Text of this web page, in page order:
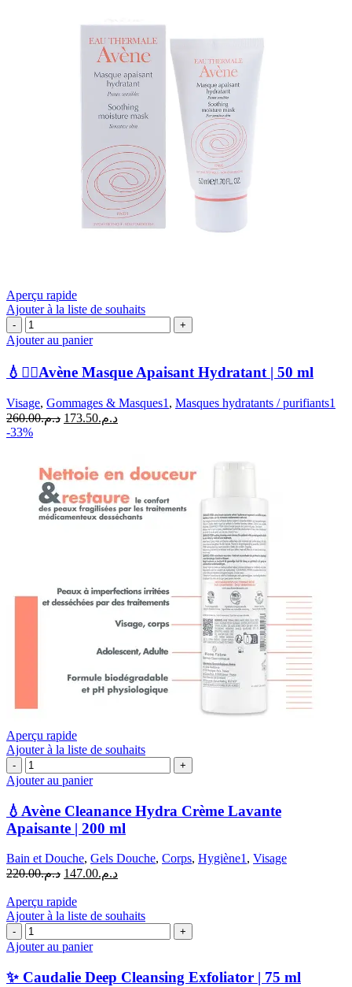
Aperçu rapide
Ajouter à la liste de souhaits
quantité
de
💆‍♀️Avène
Masque
Apaisant
Hydratant
|
50
Ajouter au panier
💧💆‍♀️Avène Masque Apaisant Hydratant | 50 ml
Visage, Gommages & Masques1 , Masques hydratants / purifiants1
د.م.260.00
Le
د.م.260.00.
د.م.173.50
Le
د.م.173.50.
-33%
Aperçu rapide
Ajouter à la liste de souhaits
quantité
de
Avène
Cleanance
Hydra
Lavante
Apaisante
200
ml
Ajouter au panier
💧Avène Cleanance Hydra Crème Lavante
Apaisante | 200 ml
Bain et Douche, Gels Douche, Corps, Hygiène1 , Visage
د.م.220.00
Le
initial
était :
د.م.147.00
Le
est :
د.م.147.00.
Aperçu rapide
Ajouter à la liste de souhaits
quantité
de
Caudalie
Ajouter au panier
✨ Caudalie Deep Cleansing Exfoliator | 75 ml